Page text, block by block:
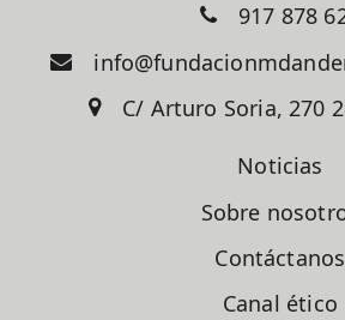
917 878
C/ Arturo Soria, 270
Noticias
Sobre
Contáctanos
Canal ético